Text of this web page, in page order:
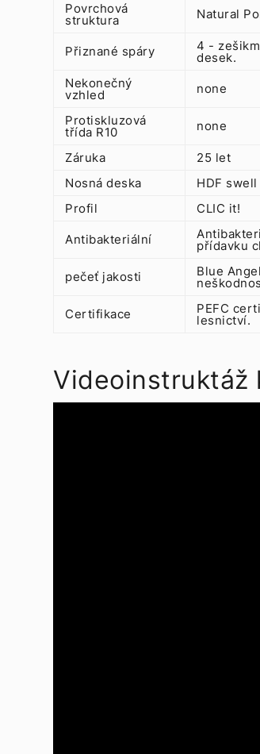
Povrchová
struktura Natural
Přiznané spáry 4 -
desek.
Nekonečný
vzhled none
Protiskluzová
třída R10 none
Záruka
25 let
Nosná deska
HDF
Profil
CLIC it!
Antibakteriální přídavku
pečeť jakosti Blue
Certifikace PEFC
lesnictví.
Videoinstruktáž